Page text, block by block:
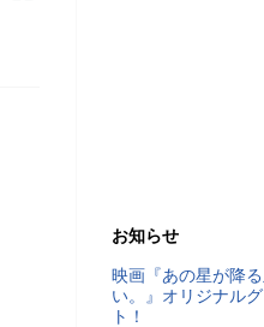
お知らせ
映画『あの星が降
い。』オリジナル
ト！